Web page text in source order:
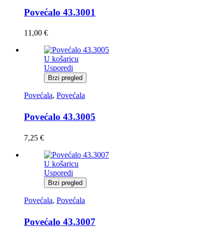
Povećalo 43.3001
11,00 €
U košaricu
Usporedi
Brzi pregled
Povećala, Povećala
Povećalo 43.3005
7,25 €
U košaricu
Usporedi
Brzi pregled
Povećala, Povećala
Povećalo 43.3007